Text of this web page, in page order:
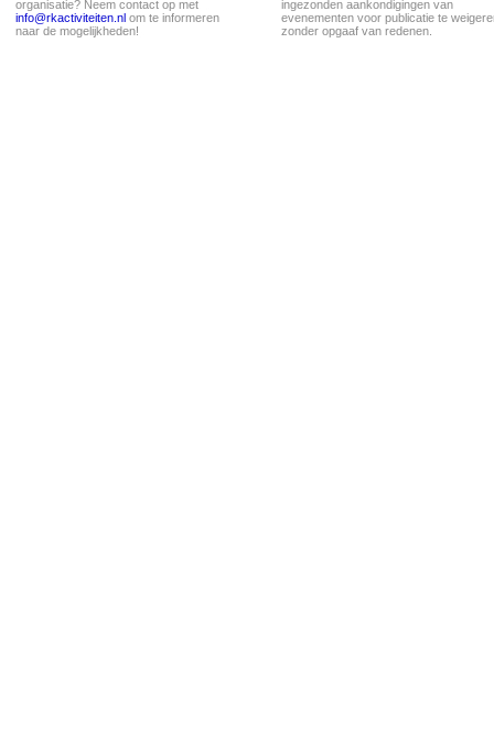
organisatie? Neem contact op met
info@rkactiviteiten.nl om te informeren
naar de mogelijkheden!
ingezonden aankondigingen van
evenementen voor publicatie te
zonder opgaaf van redenen.